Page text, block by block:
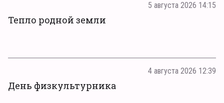
5 августа 2026 14:15
Тепло родной земли
4 августа 2026 12:39
День физкультурника